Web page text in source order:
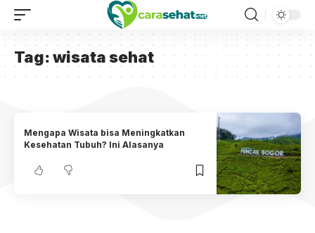
Tag:wisata sehat
Mengapa Wisata bisa Meningkatkan
Kesehatan Tubuh? Ini Alasanya